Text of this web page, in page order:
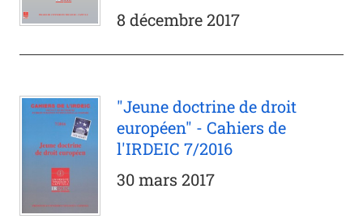
8 décembre 2017
"Jeune doctrine de droit
européen" - Cahiers de
l'IRDEIC 7/2016
30 mars 2017